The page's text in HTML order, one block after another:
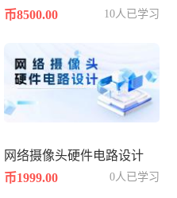
币8500.00
10人已学习
网络摄像头硬件电路设计
币1999.00
0人已学习